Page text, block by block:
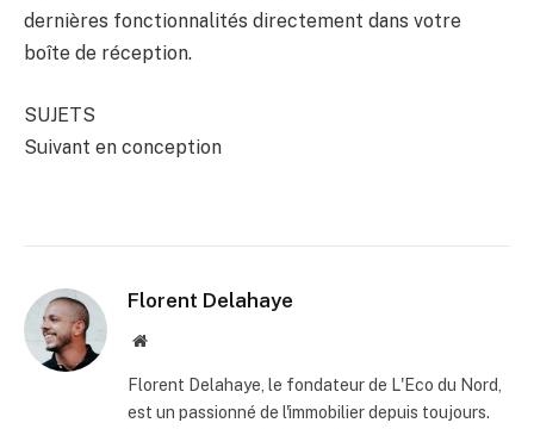
dernières fonctionnalités directement dans votre
boîte de réception.
SUJETS
Suivant en conception
Florent Delahaye
Site
Florent Delahaye, le fondateur de L'Eco du Nord,
est un passionné de l'immobilier depuis toujours.